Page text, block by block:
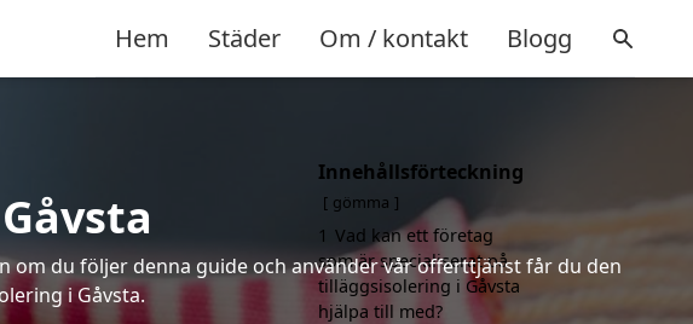
Hem Städer Om / kontakt Blogg
om du följer denna guide och använder vår offerttjänst får du den
i Gåvsta.
Innehållsförteckning
gömma
1 Vad kan ett företag
som är specialiserat på
tilläggsisolering i Gåvsta
hjälpa till med?